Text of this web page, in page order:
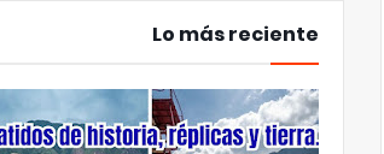
Lo más reciente